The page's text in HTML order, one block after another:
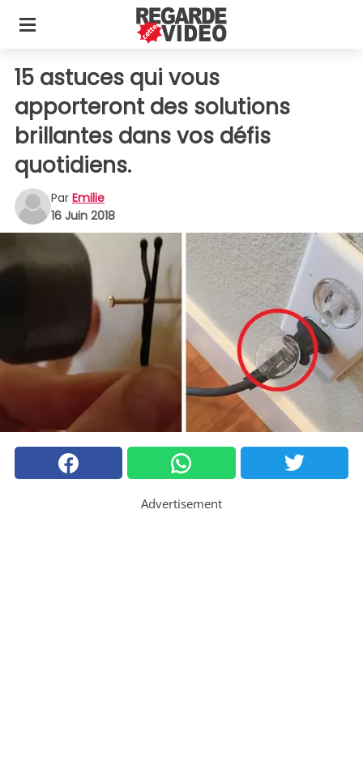
15 astuces qui vous
apporteront des solutions
brillantes dans vos défis
quotidiens.
Par Emilie
16 Juin 2018
Advertisement